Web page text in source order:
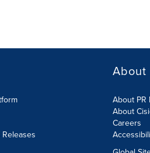
About
About PR
About
Careers